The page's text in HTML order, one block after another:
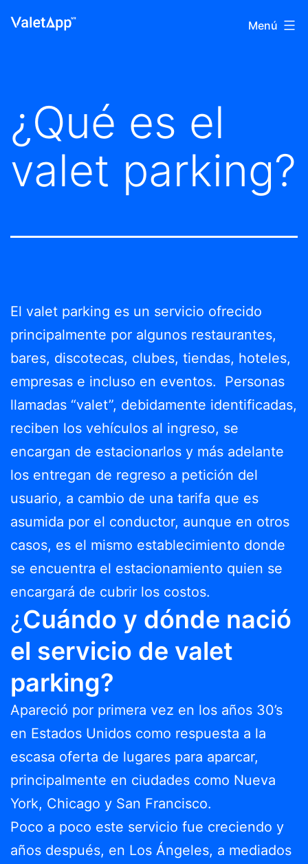
Blog
Menú
¿Qué es el
valet parking?
El valet parking es un servicio ofrecido
principalmente por algunos restaurantes,
bares, discotecas, clubes, tiendas, hoteles,
empresas e incluso en eventos. Personas
llamadas “valet”, debidamente identificadas,
reciben los vehículos al ingreso, se
encargan de estacionarlos y más adelante
los entregan de regreso a petición del
usuario, a cambio de una tarifa que es
asumida por el conductor, aunque en otros
casos, es el mismo establecimiento donde
se encuentra el estacionamiento quien se
encargará de cubrir los costos.
¿Cuándo y dónde nació
el servicio de valet
parking?
Apareció por primera vez en los años 30’s
en Estados Unidos como respuesta a la
escasa oferta de lugares para aparcar,
principalmente en ciudades como Nueva
York, Chicago y San Francisco.
Poco a poco este servicio fue creciendo y
años después, en Los Ángeles, a mediados